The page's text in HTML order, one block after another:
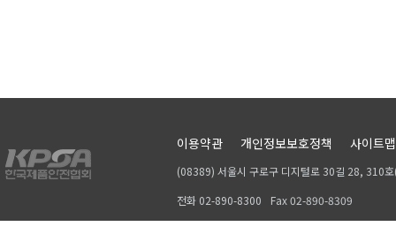
이용약관 개인정보보호정책 사이트맵
(08389) 서울시 구로구 디지털로 30길 28, 310
전화 02-890-8300
Fax 02-890-8309